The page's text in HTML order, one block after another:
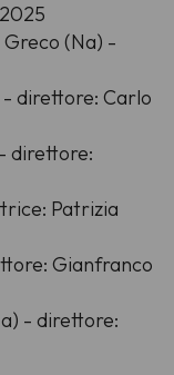
(Na) -
direttore: Carlo
direttore:
Patrizia
Gianfranco
- direttore: